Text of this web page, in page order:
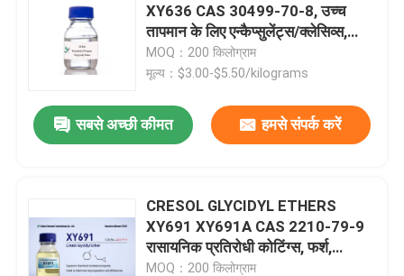
XY636 CAS 30499-70-8, उच्च
तापमान के लिए एन्कैप्सुलेंट्स/क्लेसिव्स,
उच्च तापमान के लिए सीलेंट्स, 100% ठोस
इपॉक्सी कोटिंग्स, मल्टी इपॉक्सी फंक्शनल
MOQ：200 किलोग्राम
मूल्य：$3.00-$5.50/kilograms
सबसे अच्छी कीमत हमसे संपर्क करें
CRESOL GLYCIDYL ETHERS
XY691 XY691A CAS 2210-79-9
रासायनिक प्रतिरोधी कोटिंग्स, फर्श,
कंक्रीट सिविल इंजीनियरिंग चिपकने वाले,
MOQ：200 किलोग्राम